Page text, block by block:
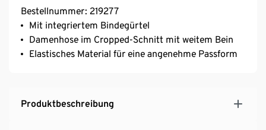
Bestellnummer: 219277
Mit integriertem Bindegürtel
Damenhose im Cropped-Schnitt mit weitem Bein
Elastisches Material für eine angenehme Passform
Produktbeschreibung